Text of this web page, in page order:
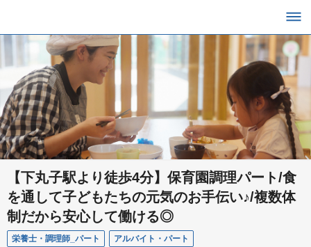
【下丸子駅より徒歩4分】保育園調理パート/食
を通して子どもたちの元気のお手伝い♪/複数体
制だから安心して働ける◎
栄養士・調理師_パート アルバイト・パート